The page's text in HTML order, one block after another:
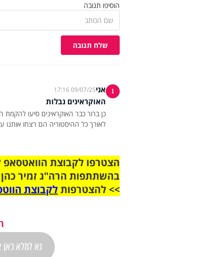
הוסיפו תגובה
שלח תגובה
1 אני09/07/25 17:16
האוקראינים נבלות
כן ברור כבר האוקראינים סיעו להקמת
לאורך כל ההיסטוריה הם רצחו אותנו
בהשתתפות הרה"ג זמיר
>> להצטרפותלקבוצת